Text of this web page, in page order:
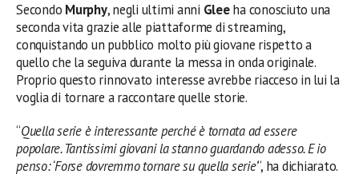
Secondo Murphy, negli ultimi anni Gleeha conosciuto una
seconda vita grazie alle piattaforme di streaming,
conquistando un pubblico molto più giovane rispetto a
quello che la seguiva durante la messa in onda originale.
Proprio questo rinnovato interesse avrebbe riacceso in lui la
voglia di tornare a raccontare quelle storie.
“Quella serie è interessante perché è tornata ad essere
popolare. Tantissimi giovani la stanno guardando adesso. E io
penso: ‘Forse dovremmo tornare su quella serie’“, ha dichiarato.